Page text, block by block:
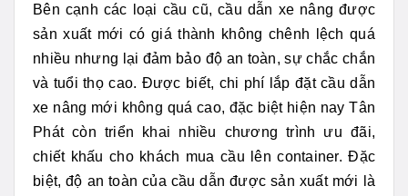
Bên cạnh các loại cầu cũ, cầu dẫn xe nâng được
sản xuất mới có giá thành không chênh lệch quá
nhiều nhưng lại đảm bảo độ an toàn, sự chắc chắn
và tuổi thọ cao. Được biết, chi phí lắp đặt cầu dẫn
xe nâng mới không quá cao, đặc biệt hiện nay Tân
Phát còn triển khai nhiều chương trình ưu đãi,
chiết khấu cho khách mua cầu lên container. Đặc
biệt, độ an toàn của cầu dẫn được sản xuất mới là